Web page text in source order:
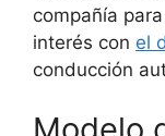
compañía
interés con el
conducción